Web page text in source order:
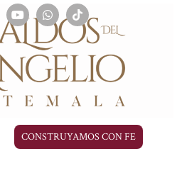
CONSTRUYAMOS CON FE